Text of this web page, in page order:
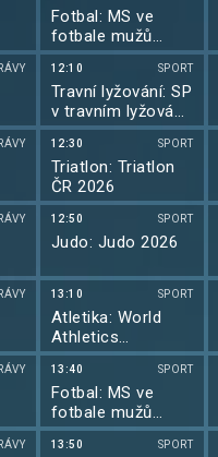
Fotbal: MS ve
fotbale mužů
2026
12:10 SPORT
Travní lyžování: SP
v travním lyžování
2025/2026
12:30 SPORT
Triatlon: Triatlon
ČR 2026
12:50 SPORT
Judo: Judo 2026
13:10 SPORT
Atletika: World
Athletics
Continental Tour
Silver 2026
13:40 SPORT
Fotbal: MS ve
fotbale mužů
2026
13:50 SPORT